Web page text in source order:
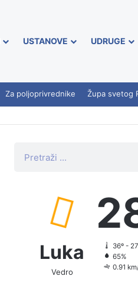
USTANOVE UDRUGE
Za poljoprivrednike Župa svetog
Luka
Vedro
36º -
65%
0.91